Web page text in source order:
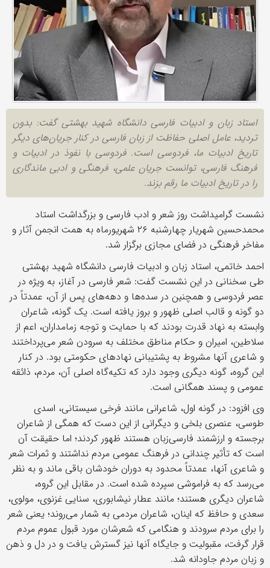
استاد زبان و ادبیات فارسی دانشگاه شهید بهشتی گفت: بدون
تردید، عامل اصلی حفاظت از زبان فارسی در کنار جریان‌های دیگر
تاریخ ادبیات ما، فردوسی است. فردوسی با نفوذ در ادبیات و
فرهنگ فارسی، توانست جریان علمی، فرهنگی و ادبی ماندگاری
را در تاریخ ادبیات ما رقم بزند.
نشست گرامیداشت روز شعر و ادب فارسی و بزرگداشت استاد
محمدحسین شهریار چهارشنبه ۲۶ شهریورماه به همت انجمن آثار و
مفاخر فرهنگی در فضای مجازی برگزار شد.
احمد خاتمی، استاد زبان و ادبیات فارسی دانشگاه شهید بهشتی
طی سخنانی در این نشست گفت: شعر فارسی در آغاز، به ویژه در
عصر فردوسی و همچنین در سده‌ها و دهه‌های پس از آن، عمدتاً در
دو گونه و قالب اصلی ظهور و بروز یافته است. یک گونه، شاعران
وابسته به نهاد قدرت بودند که با حمایت و توجه زمامداران، اعم از
سلاطین، امیران و حکام مناطق مختلف به سرودن شعر می‌پرداختند
و شاعری آنها مشروط به پشتیبانی نهاد‌های حکومتی بود. در کنار
این گروه، گونه دیگری وجود دارد که تکیه‌گاه اصلی آن، مردم، ذائقه
عمومی و پسند همگانی است.
وی افزود: در گونه اول، شاعرانی مانند فرخی سیستانی، اسدی
طوسی، عنصری بلخی و دیگرانی از این دست که همگی از شاعران
برجسته و ارزشمند فارسی‌زبان هستند ظهور کردند؛ اما حقیقت آن
است که تأثیر چندانی در فرهنگ عمومی مردم نداشتند و ثمرات شعر
و شاعری آنها، عمدتاً محدود به دوران خودشان باقی ماند و به نظر
می‌رسد که به فراموشی سپرده شده است. در مقابل این گروه،
شاعران دیگری هستند؛ مانند عطار نیشابوری، سنایی غزنوی، مولوی،
سعدی و حافظ که اینان، شاعران مردمی به شمار می‌روند؛ یعنی شعر
را برای مردم سرودند و هنگامی که شعرشان مورد قبول عموم مردم
قرار گرفت، مقبولیت و جایگاه آنها نیز گسترش یافت و در دل و ذهن
و زبان مردم جاودانه شد.